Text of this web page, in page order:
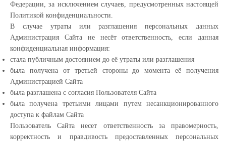
Федерации, за исключением случаев, предусмотренных настоящей
Политикой конфиденциальности.
В случае утраты или разглашения персональных данных
Администрация Сайта не несёт ответственность, если данная
конфиденциальная информация:
cтала публичным достоянием до её утраты или разглашения
была получена от третьей стороны до момента её получения
Администрацией Сайта
была разглашена с согласия Пользователя Сайта
была получена третьими лицами путем несанкционированного
доступа к файлам Сайта
Пользователь Сайта несет ответственность за правомерность,
корректность и правдивость предоставленных персональных